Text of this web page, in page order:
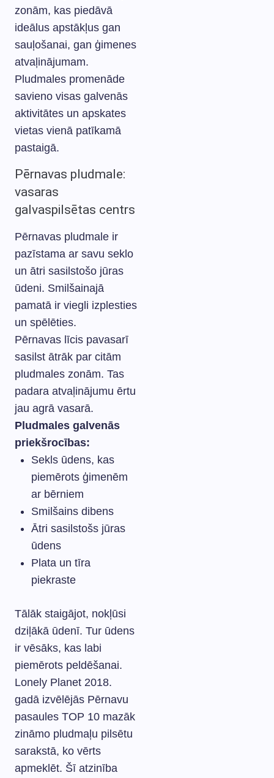
zonām, kas piedāvā
ideālus apstākļus gan
sauļošanai, gan ģimenes
atvaļinājumam.
Pludmales promenāde
savieno visas galvenās
aktivitātes un apskates
vietas vienā patīkamā
pastaigā.
Pērnavas pludmale:
vasaras
galvaspilsētas centrs
Pērnavas pludmale ir
pazīstama ar savu seklo
un ātri sasilstošo jūras
ūdeni. Smilšainajā
pamatā ir viegli izplesties
un spēlēties.
Pērnavas līcis pavasarī
sasilst ātrāk par citām
pludmales zonām. Tas
padara atvaļinājumu ērtu
jau agrā vasarā.
Pludmales galvenās
priekšrocības:
Sekls ūdens, kas
piemērots ģimenēm
ar bērniem
Smilšains dibens
Ātri sasilstošs jūras
ūdens
Plata un tīra
piekraste
Tālāk staigājot, nokļūsi
dziļākā ūdenī. Tur ūdens
ir vēsāks, kas labi
piemērots peldēšanai.
Lonely Planet 2018.
gadā izvēlējās Pērnavu
pasaules TOP 10 mazāk
zināmo pludmaļu pilsētu
sarakstā, ko vērts
apmeklēt. Šī atzinība